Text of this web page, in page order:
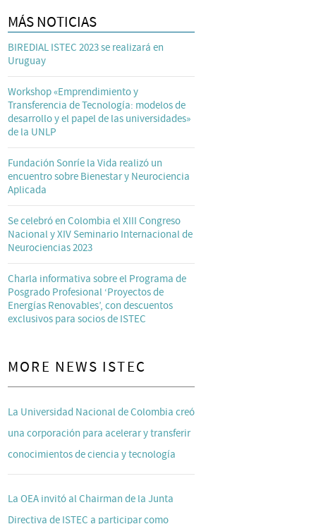
MÁS NOTICIAS
BIREDIAL ISTEC 2023 se realizará en
Uruguay
Workshop «Emprendimiento y
Transferencia de Tecnología: modelos de
desarrollo y el papel de las universidades»
de la UNLP
Fundación Sonríe la Vida realizó un
encuentro sobre Bienestar y Neurociencia
Aplicada
Se celebró en Colombia el XIII Congreso
Nacional y XIV Seminario Internacional de
Neurociencias 2023
Charla informativa sobre el Programa de
Posgrado Profesional ‘Proyectos de
Energías Renovables’, con descuentos
exclusivos para socios de ISTEC
MORE NEWS ISTEC
La Universidad Nacional de Colombia creó
una corporación para acelerar y transferir
conocimientos de ciencia y tecnología
La OEA invitó al Chairman de la Junta
Directiva de ISTEC a participar como